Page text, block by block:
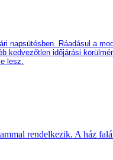
Ráadásul a
kedvezőtlen időjárási
lesz
rendelkezik. A ház